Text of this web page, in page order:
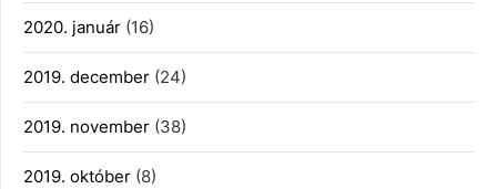
2020. január (16)
2019. december (24)
2019. november (38)
2019. október (8)